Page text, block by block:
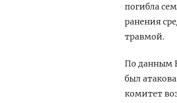
погибла
ранения
травмой.
По данным
был
комитет